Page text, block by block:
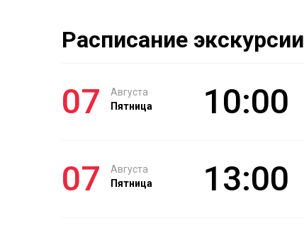
Расписание экскурсии
07
Августа
Пятница
10:00
07
Августа
Пятница
13:00